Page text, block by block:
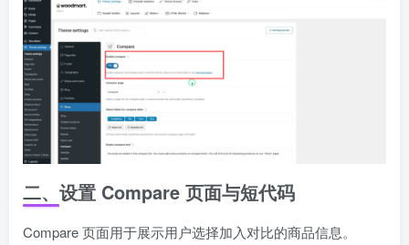
二、设置 Compare 页面与短代码
Compare 页面用于展示用户选择加入对比的商品信息。